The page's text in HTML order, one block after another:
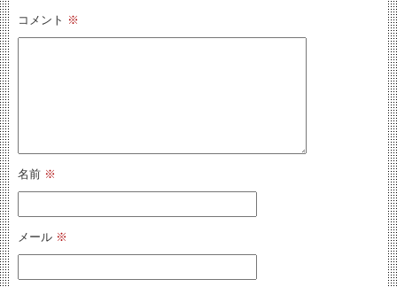
コメント ※
名前 ※
メール ※